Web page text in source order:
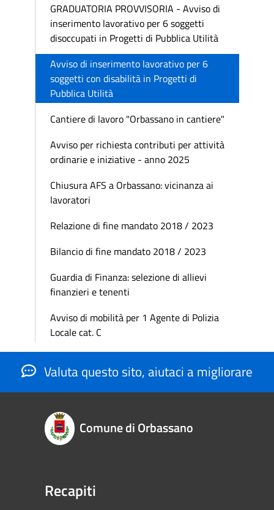
GRADUATORIA PROVVISORIA - Avviso di
inserimento lavorativo per 6 soggetti
disoccupati in Progetti di Pubblica Utilità
Avviso di inserimento lavorativo per 6
soggetti con disabilità in Progetti di
Pubblica Utilità
Cantiere di lavoro "Orbassano in cantiere"
Avviso per richiesta contributi per attività
ordinarie e iniziative - anno 2025
Chiusura AFS a Orbassano: vicinanza ai
lavoratori
Relazione di fine mandato 2018 / 2023
Bilancio di fine mandato 2018 / 2023
Guardia di Finanza: selezione di allievi
finanzieri e tenenti
Avviso di mobilità per 1 Agente di Polizia
Locale cat. C
Valuta questo sito, aiutaci a migliorare
Comune di Orbassano
Recapiti